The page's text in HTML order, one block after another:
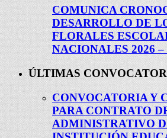
COMUNICA
DESARROLLO DE
FLORALES
NACIONALES 2026
ÚLTIMAS
CONVOCATORIA Y
PARA CONTRATO
ADMINISTRATIVO